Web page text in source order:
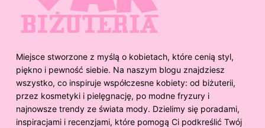
Miejsce stworzone z myślą o kobietach, które cenią styl,
piękno i pewność siebie. Na naszym blogu znajdziesz
wszystko, co inspiruje współczesne kobiety: od biżuterii,
przez kosmetyki i pielęgnację, po modne fryzury i
najnowsze trendy ze świata mody. Dzielimy się poradami,
inspiracjami i recenzjami, które pomogą Ci podkreślić Twój